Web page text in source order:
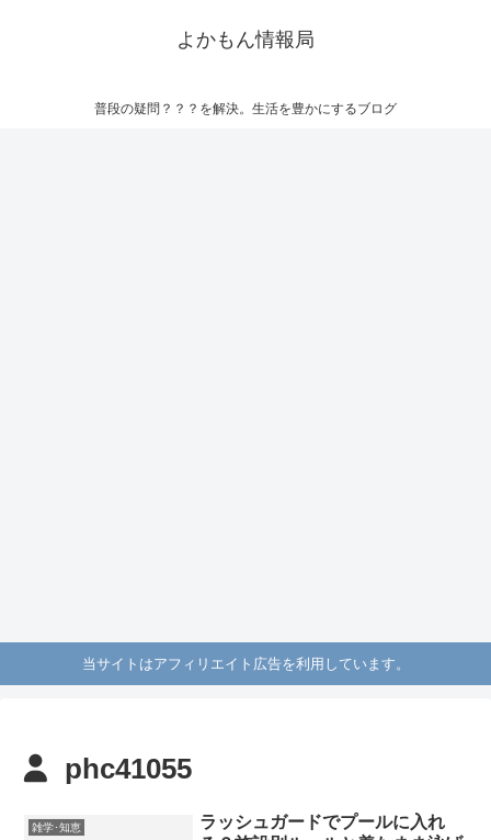
よかもん情報局
普段の疑問？？？を解決。生活を豊かにするブログ
当サイトはアフィリエイト広告を利用しています。
phc41055
雑学･知恵
ラッシュガードでプールに入れ